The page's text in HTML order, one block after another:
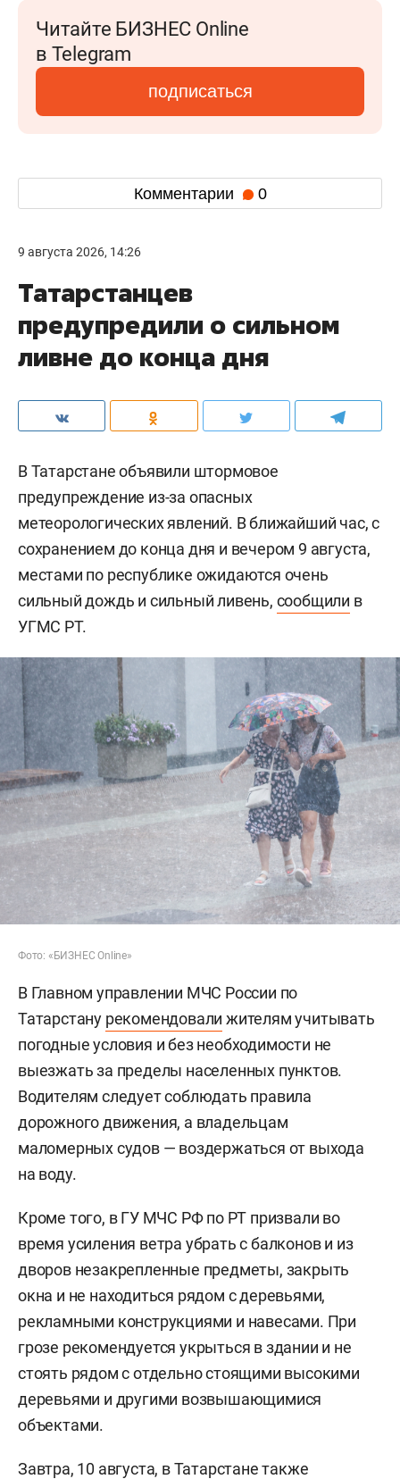
Читайте БИЗНЕС Online
в Telegram
подписаться
Комментарии 0
9 августа 2026, 14:26
Татарстанцев
предупредили о сильном
ливне до конца дня
В Татарстане объявили штормовое
предупреждение из-за опасных
метеорологических явлений. В ближайший час, с
сохранением до конца дня и вечером 9 августа,
местами по республике ожидаются очень
сильный дождь и сильный ливень, сообщили в
УГМС РТ.
Фото: «БИЗНЕС Online»
В Главном управлении МЧС России по
Татарстану рекомендовали жителям учитывать
погодные условия и без необходимости не
выезжать за пределы населенных пунктов.
Водителям следует соблюдать правила
дорожного движения, а владельцам
маломерных судов — воздержаться от выхода
на воду.
Кроме того, в ГУ МЧС РФ по РТ призвали во
время усиления ветра убрать с балконов и из
дворов незакрепленные предметы, закрыть
окна и не находиться рядом с деревьями,
рекламными конструкциями и навесами. При
грозе рекомендуется укрыться в здании и не
стоять рядом с отдельно стоящими высокими
деревьями и другими возвышающимися
объектами.
Завтра, 10 августа, в Татарстане также